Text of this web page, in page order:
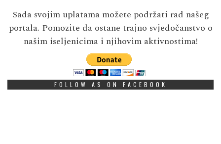
Sada svojim uplatama možete podržati rad našeg
portala. Pomozite da ostane trajno svjedočanstvo o
našim iseljenicima i njihovim aktivnostima!
FOLLOW AS ON FACEBOOK